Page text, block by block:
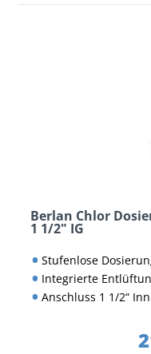
Berlan Chlor
1 1/2" IG
Stufenlose
Integrierte
Anschluss 1 1/2“